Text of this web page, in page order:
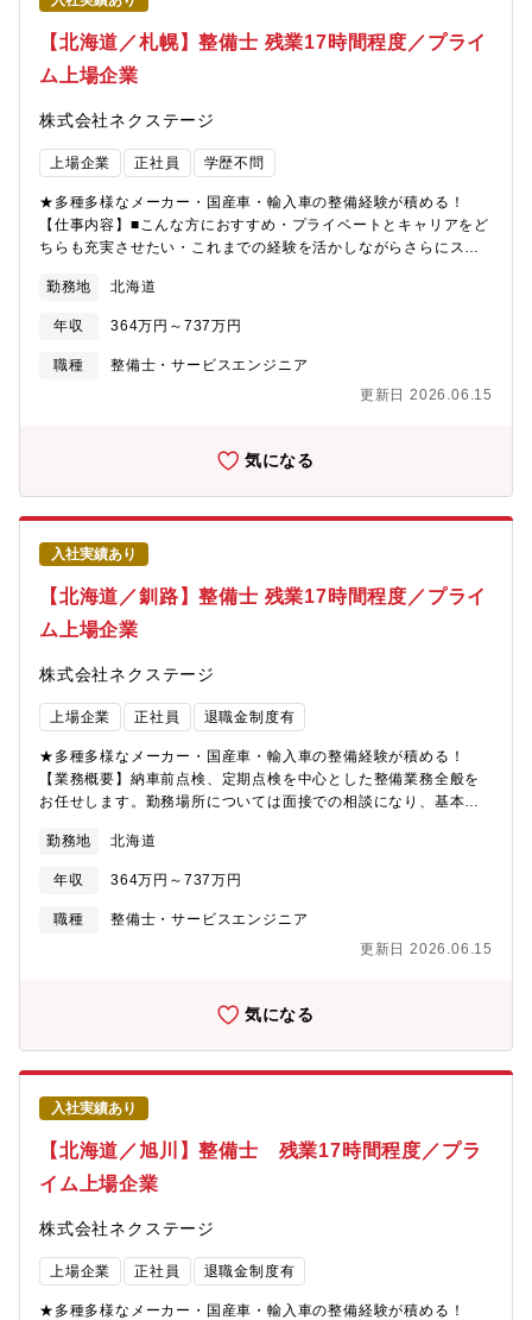
【北海道／札幌】整備士 残業17時間程度／プライ
ム上場企業
株式会社ネクステージ
上場企業 正社員 学歴不問
★多種多様なメーカー・国産車・輸入車の整備経験が積める！
【仕事内容】■こんな方におすすめ・プライベートとキャリアをど
ちらも充実させたい・これまでの経験を活かしながらさらにスキ
納車前点検、定期点検を中心とした整備業務全般をお任せしま
す。勤務場所については面接での相談になり、基本的には希望を
考慮いたします。■業務内容詳細同社整備士として、点検業務・整
備業務・各種用品取り付けを中心にお任せします。具体的には業
はほとんど外注しているため、体への負担も少なめ■当ポジション
以内。完全予約制であるため業務負担がかかりづらいです。【多
種多様な車種でスキルアップ】様々な車種に触って頂く機会があ
ることと、整備業務全般だけでなくお客様へのご説明もして頂く
ことで、ご自身のスキルも高めることが可能【キャリアアップの
チャンスがある】現在、複数店舗展開を行っている同社。その
為、早い段階でキャリアアップができる状態です。若くしてリー
ダーになれるのも夢ではありません。新規店舗が増えているため
新店舗のリーダーをすることもできます。最短1～3年で工場長へ
の昇格の可能性あり。■同社の魅力【圧倒的な成長スピード】当社
倍。そして現在も成長を続けています。顧客満足度だけでなく、
従業員満足度でもNo.1を目指し「みんなに愛されるクルマ屋さ
ん」を実現します。
勤務地 北海道
年収 364万円～737万円
職種
整備士・サービスエンジニア
更新日 2026.06.15
気になる
入社実績あり
【北海道／釧路】整備士 残業17時間程度／プライ
ム上場企業
株式会社ネクステージ
上場企業 正社員 退職金制度有
★多種多様なメーカー・国産車・輸入車の整備経験が積める！
【業務概要】納車前点検、定期点検を中心とした整備業務全般を
お任せします。勤務場所については面接での相談になり、基本的
て、点検業務・整備業務・各種用品取り付けを中心にお任せしま
す。具体的には業務の7割程度が点検・整備業務、残りが修理、車
検です。※重整備はほとんど外注しているため、体への負担も少
なめ【同ポジションの特徴・魅力】＜残業少な目でプライベート
かりづらいです。＜多種多様な車種でスキルアップ＞様々な車種
へのご説明もして頂くことで、ご自身のスキルも高めることが可
能＜キャリアアップのチャンスがある＞現在、複数店舗展開を行
っている同社。その為、早い段階でキャリアアップができる状態
です。若くしてリーダーになれるのも夢ではありません。新規店
舗が増えているため新店舗のリーダーをすることもできます。最
短1～3年で工場長への昇格の可能性あり。
勤務地 北海道
年収 364万円～737万円
職種
整備士・サービスエンジニア
更新日 2026.06.15
気になる
入社実績あり
【北海道／旭川】整備士 残業17時間程度／プラ
イム上場企業
株式会社ネクステージ
上場企業 正社員 退職金制度有
★多種多様なメーカー・国産車・輸入車の整備経験が積める！